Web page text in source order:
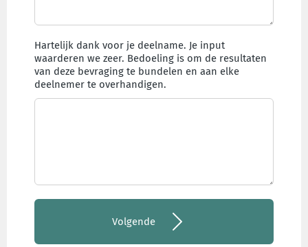
Hartelijk dank voor je deelname. Je input
waarderen we zeer. Bedoeling is om de resultaten
van deze bevraging te bundelen en aan elke
deelnemer te overhandigen.
Volgende